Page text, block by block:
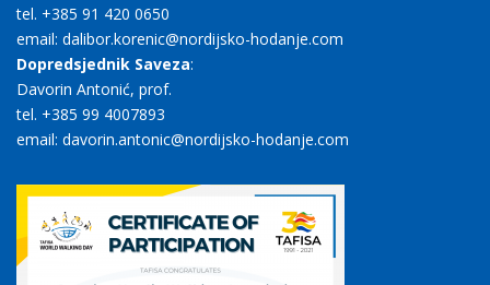
tel. +385 91 420 0650
email: dalibor.korenic@nordijsko-hodanje.com
Dopredsjednik Saveza:
Davorin Antonić, prof.
tel. +385 99 4007893
email: davorin.antonic@nordijsko-hodanje.com